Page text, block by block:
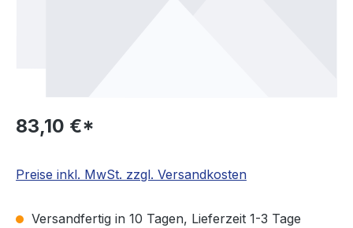
83,10 €*
Preise inkl. MwSt. zzgl. Versandkosten
Versandfertig in 10 Tagen, Lieferzeit 1-3 Tage